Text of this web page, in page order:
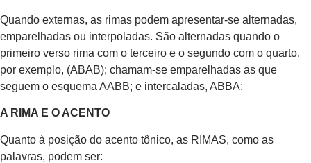
Quando externas, as rimas podem apresentar-se alternadas,
emparelhadas ou interpoladas. São alternadas quando o
primeiro verso rima com o terceiro e o segundo com o quarto,
por exemplo, (ABAB); chamam-se emparelhadas as que
seguem o esquema AABB; e intercaladas, ABBA:
A RIMA E O ACENTO
Quanto à posição do acento tônico, as RIMAS, como as
palavras, podem ser: